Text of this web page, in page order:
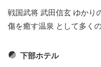
戦国武将 武田信玄 ゆかり
傷を癒す温泉 として多く
下部ホテル